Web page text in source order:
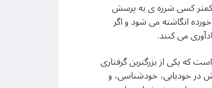
کمتر کسی شرزه ی به پرسش
انگاشته می شود و اگر
می کنند.
که یکی از بزرگترین گرفتاری
در خودیابی، خودشناسی، و